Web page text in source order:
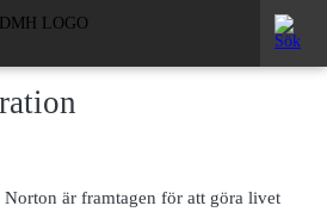
Norton är framtagen för att göra livet